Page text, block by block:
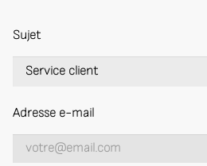
Sujet
Adresse e-mail